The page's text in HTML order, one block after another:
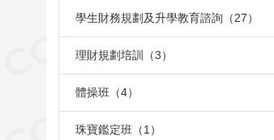
學生財務規劃及升學教育諮詢（27）
理財規劃培訓（3）
體操班（4）
珠寶鑑定班（1）